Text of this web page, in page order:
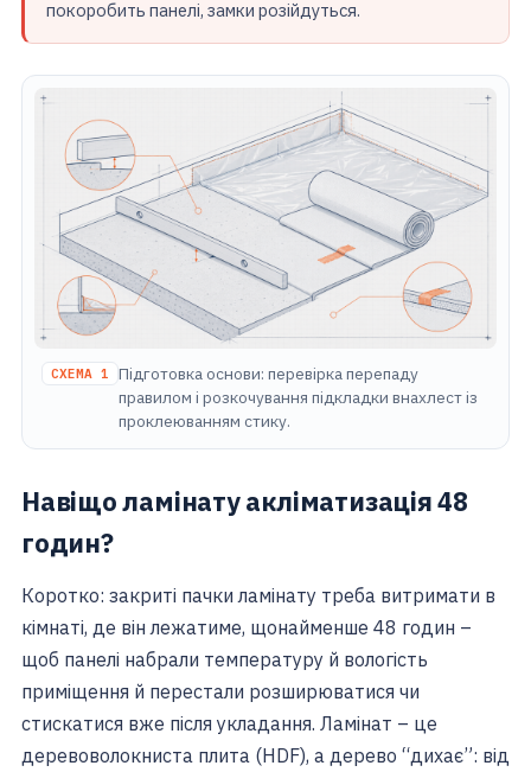
покоробить панелі, замки розійдуться.
СХЕМА 1
Підготовка основи: перевірка перепаду
правилом і розкочування підкладки внахлест із
проклеюванням стику.
Навіщо ламінату акліматизація 48
годин?
Коротко: закриті пачки ламінату треба витримати в
кімнаті, де він лежатиме, щонайменше 48 годин –
щоб панелі набрали температуру й вологість
приміщення й перестали розширюватися чи
стискатися вже після укладання. Ламінат – це
деревоволокниста плита (HDF), а дерево “дихає”: від